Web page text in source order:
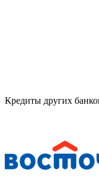
Кредиты других